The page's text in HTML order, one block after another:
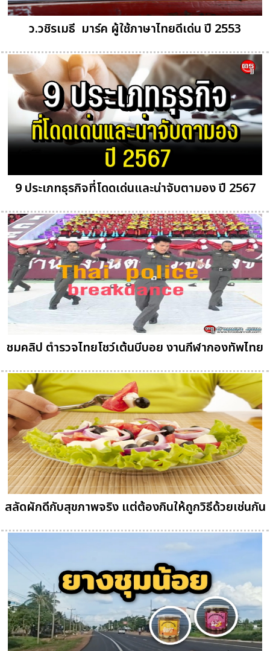
ว.วชิรเมธี  มาร์ค ผู้ใช้ภาษาไทยดีเด่น ปี 2553
9 ประเภทธุรกิจที่โดดเด่นและน่าจับตามอง ปี 2567
ชมคลิป ตำรวจไทยโชว์เต้นบีบอย งานกีฬากองทัพไทย
สลัดผักดีกับสุขภาพจริง แต่ต้องกินให้ถูกวิธีด้วยเช่นกัน